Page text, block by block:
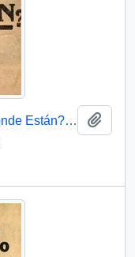
Los detenidos por la dictadura ¿Donde Están? Basta de crímenes